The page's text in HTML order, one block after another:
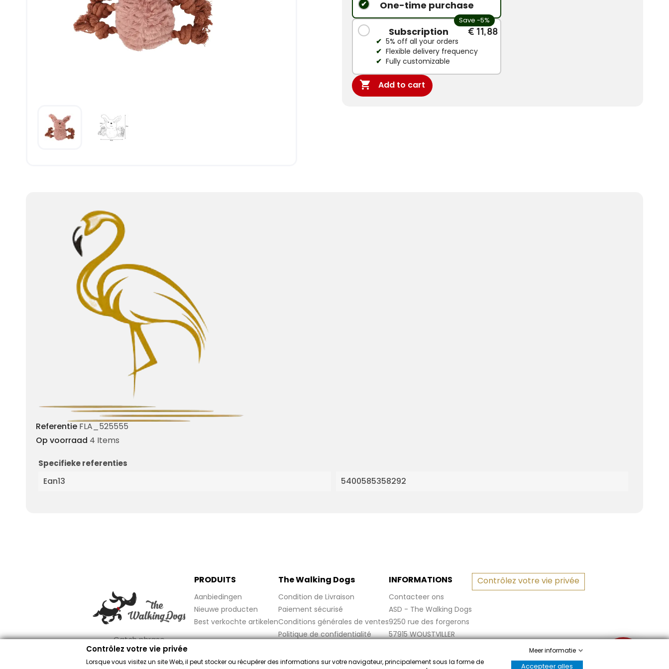
One-time purchase
Save -5%
Subscription € 11,88
5% off all your orders
Flexible delivery frequency
Fully customizable
 Add to cart
Referentie FLA_525555
Op voorraad 4 Items
Specifieke referenties
Ean13 5400585358292
Catch phrase
PRODUITS
Aanbiedingen
Nieuwe producten
Best verkochte artikelen
The Walking Dogs
Condition de Livraison
Paiement sécurisé
Conditions générales de ventes
Politique de confidentialité
Mentions légales
INFORMATIONS
Contacteer ons
ASD - The Walking Dogs
9250 rue des forgerons
57915 WOUSTVILLER
Contrôlez votre vie privée
Contrôlez votre vie privée
Lorsque vous visitez un site Web, il peut stocker ou récupérer des informations sur votre navigateur, principalement sous la forme de
Meer informatie
Accepteer alles